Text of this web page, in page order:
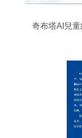
奇布塔AI兒